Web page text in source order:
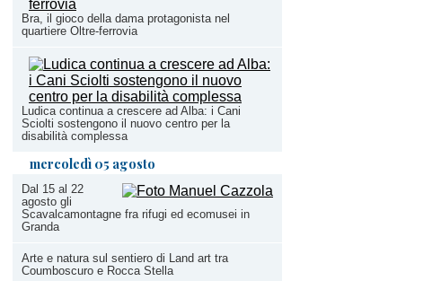
Bra, il gioco della dama protagonista nel
quartiere Oltre-ferrovia
Ludica continua a crescere ad Alba: i Cani
Sciolti sostengono il nuovo centro per la
disabilità complessa
mercoledì 05 agosto
Dal 15 al 22
agosto gli
Scavalcamontagne fra rifugi ed ecomusei in
Granda
Arte e natura sul sentiero di Land art tra
Coumboscuro e Rocca Stella